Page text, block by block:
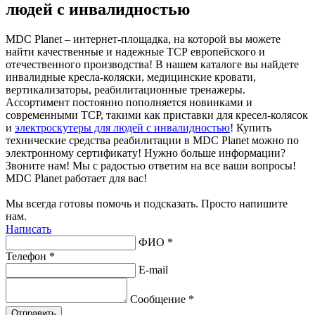
людей с инвалидностью
MDC Planet – интернет-площадка, на которой вы можете
найти качественные и надежные ТСР европейского и
отечественного производства! В нашем каталоге вы найдете
инвалидные кресла-коляски, медицинские кровати,
вертикализаторы, реабилитационные тренажеры.
Ассортимент постоянно пополняется новинками и
современными ТСР, такими как приставки для кресел-колясок
и электроскутеры для людей с инвалидностью! Купить
технические средства реабилитации в MDC Planet можно по
электронному сертификату! Нужно больше информации?
Звоните нам! Мы с радостью ответим на все ваши вопросы!
MDC Planet работает для вас!
Мы всегда готовы помочь и подсказать. Просто напишите
нам.
Написать
ФИО *
Телефон *
E-mail
Сообщение *